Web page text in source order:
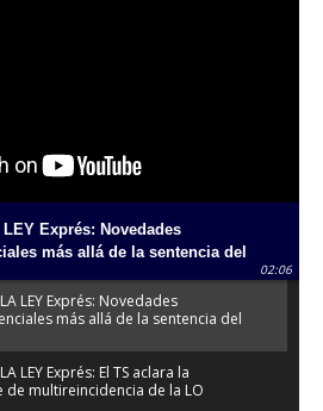
Exprés: Novedades
más allá de la sentencia del
02:06
LEY Exprés: Novedades
más allá de la sentencia del
LEY Exprés: El TS aclara la
de multireincidencia de la LO